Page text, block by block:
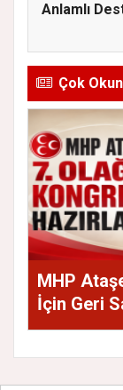
Anlamlı
Çok
MHP
İçin Geri